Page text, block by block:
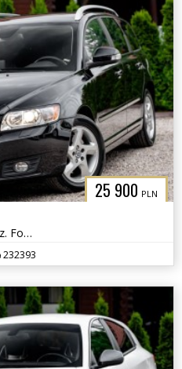
25 900 PLN
2.0 D3 150KM Xenon Skóra Grz. Fot HIFI Sound Navi Tempomat Serwis
232393